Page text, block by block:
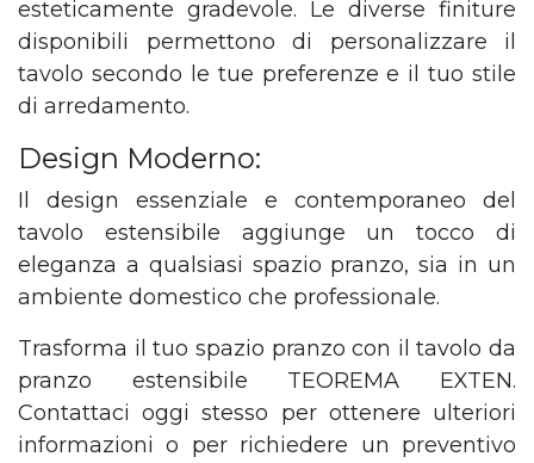
esteticamente gradevole. Le diverse finiture
disponibili permettono di personalizzare il
tavolo secondo le tue preferenze e il tuo stile
di arredamento.
Design Moderno:
Il design essenziale e contemporaneo del
tavolo estensibile aggiunge un tocco di
eleganza a qualsiasi spazio pranzo, sia in un
ambiente domestico che professionale.
Trasforma il tuo spazio pranzo con il tavolo da
pranzo estensibile TEOREMA EXTEN.
Contattaci oggi stesso per ottenere ulteriori
informazioni o per richiedere un preventivo